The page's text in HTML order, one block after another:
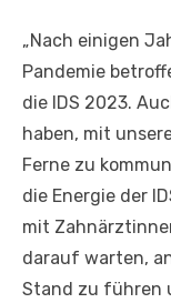
„Nach einigen
Pandemie
die IDS 2023.
haben, mit
Ferne zu
die Energie der
mit
darauf warten,
Stand zu führen